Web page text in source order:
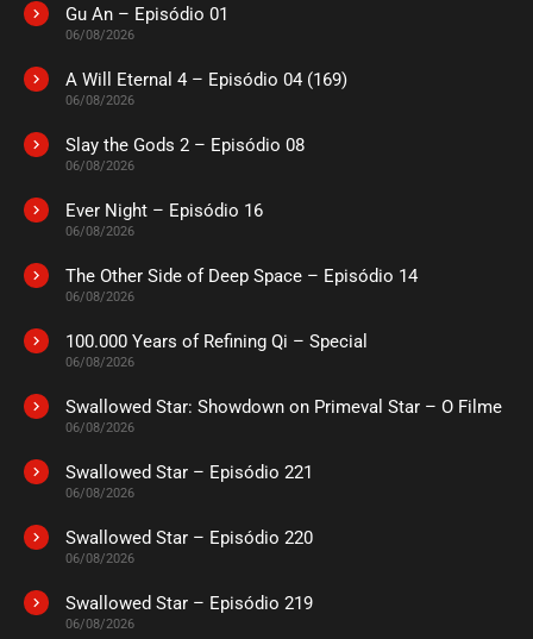
agosto 30, 2020
ASSISTIDO
ASSISTIDO
EPISÓDIO 06
ASSISTIDO
EPISÓDIO 05
EPISÓDIO 04
agosto 30, 2020
Gu An – Episódio 01
06/08/2026
A Will Eternal 4 – Episódio 04 (169)
06/08/2026
Slay the Gods 2 – Episódio 08
06/08/2026
Ever Night – Episódio 16
06/08/2026
The Other Side of Deep Space – Episódio 14
06/08/2026
100.000 Years of Refining Qi – Special
06/08/2026
Swallowed Star: Showdown on Primeval Star – O Filme
06/08/2026
Swallowed Star – Episódio 221
06/08/2026
Swallowed Star – Episódio 220
06/08/2026
Swallowed Star – Episódio 219
06/08/2026